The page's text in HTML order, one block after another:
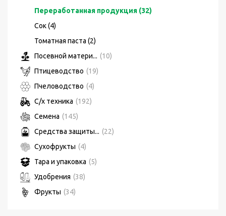
Переработанная продукция (32)
Сок (4)
Томатная паста (2)
Посевной матери... (10)
Птицеводство (19)
Пчеловодство (4)
С/х техника (192)
Семена (145)
Средства защиты... (22)
Сухофрукты (4)
Тара и упаковка (5)
Удобрения (38)
Фрукты (34)